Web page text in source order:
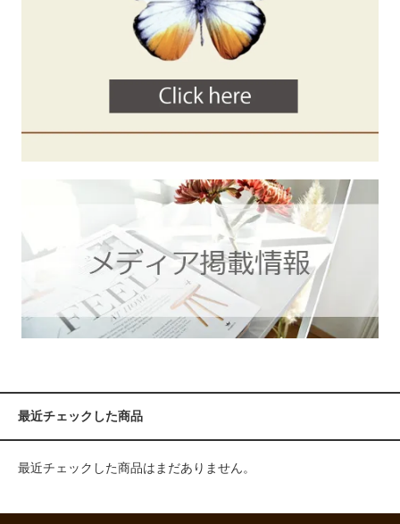
最近チェックした商品
最近チェックした商品はまだありません。